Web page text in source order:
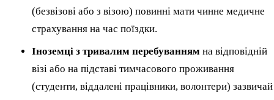
(безвізові або з візою) повинні мати чинне медичне
страхування на час поїздки.
Іноземці з тривалим перебуванням на відповідній
візі або на підставі тимчасового проживання
(студенти, віддалені працівники, волонтери) зазвичай